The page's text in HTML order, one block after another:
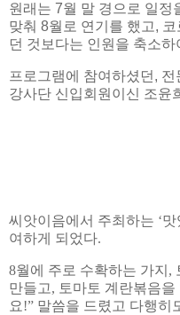
원래는 7월 말 경으로 일정
맞춰 8월로 연기를 했고,
던 것보다는 인원을 축소
프로그램에 참여하셨던,
강사단 신입회원이신 조윤
씨앗이음에서 주최하는 ‘맛
여하게 되었다.
8월에 주로 수확하는 가지 ,
만들고, 토마토 계란볶음을
요!” 말씀을 드렸고 다행히